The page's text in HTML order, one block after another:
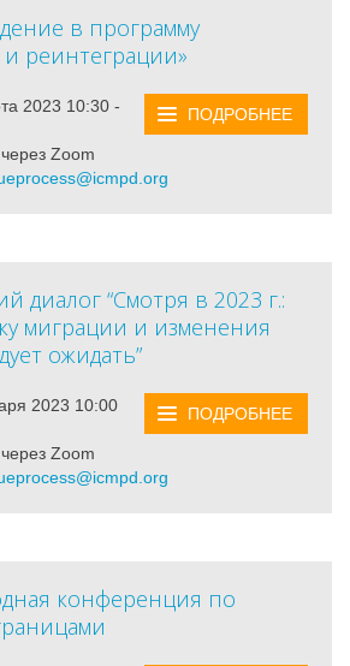
в программу
реинтеграции»
ПОДРОБНЕЕ
2023 10:30 -
Zoom
диалог “Смотря в 2023 г.:
миграции и изменения
ожидать”
ПОДРОБНЕЕ
2023 10:00
Zoom
конференция по